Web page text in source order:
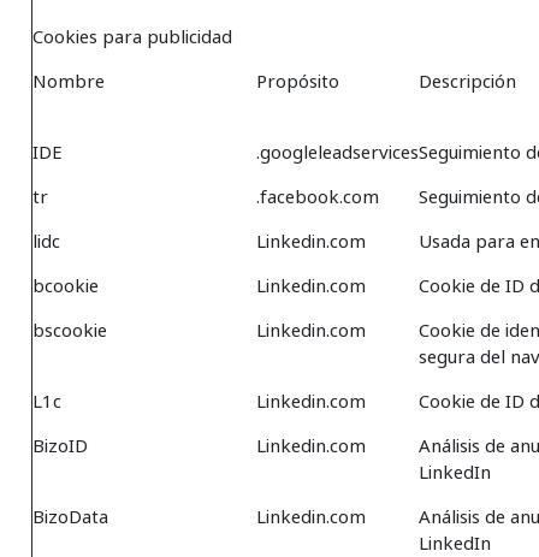
Cookies para publicidad
Nombre
Propósito Descripción
IDE .googleleadservicesSeguimiento
tr
.facebook.com
Seguimiento
lidc
Linkedin.com
Usada para
bcookie
Linkedin.com
Cookie de ID
bscookie
Linkedin.com
Cookie de
segura del
L1c
Linkedin.com
Cookie de ID
BizoID
Linkedin.com
Análisis de
LinkedIn
BizoData
Linkedin.com
Análisis de
LinkedIn